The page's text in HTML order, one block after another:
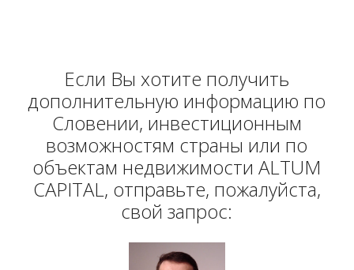
Если Вы хотите получить
дополнительную информацию по
Словении, инвестиционным
возможностям страны или по
объектам недвижимости ALTUM
CAPITAL, отправьте, пожалуйста,
свой запрос: